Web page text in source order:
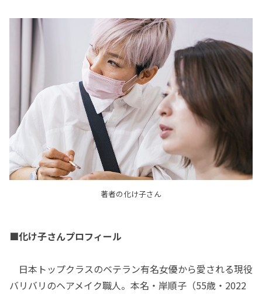
著者の化け子さん
■化け子さんプロフィール
日本トップクラスのベテラン有名女優から愛される現役
バリバリのヘアメイク職人。本名・岸順子（55歳・2022